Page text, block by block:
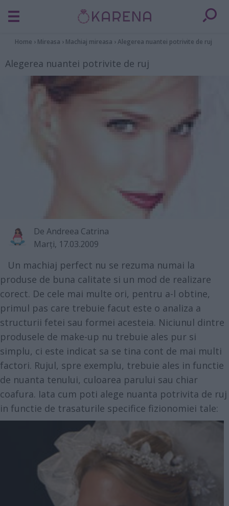
Home › Mireasa › Machiaj mireasa ›Alegerea nuantei potrivite de ruj
Alegerea nuantei potrivite de ruj
De Andreea Catrina
Marţi, 17.03.2009
Un machiaj perfect nu se rezuma numai la
produse de buna calitate si un mod de realizare
corect. De cele mai multe ori, pentru a-l obtine,
primul pas care trebuie facut este o analiza a
structurii fetei sau formei acesteia. Niciunul dintre
produsele de make-up nu trebuie ales pur si
simplu, ci este indicat sa se tina cont de mai multi
factori. Rujul, spre exemplu, trebuie ales in functie
de nuanta tenului, culoarea parului sau chiar
coafura. Iata cum poti alege nuanta potrivita de ruj
in functie de trasaturile specifice fizionomiei tale: